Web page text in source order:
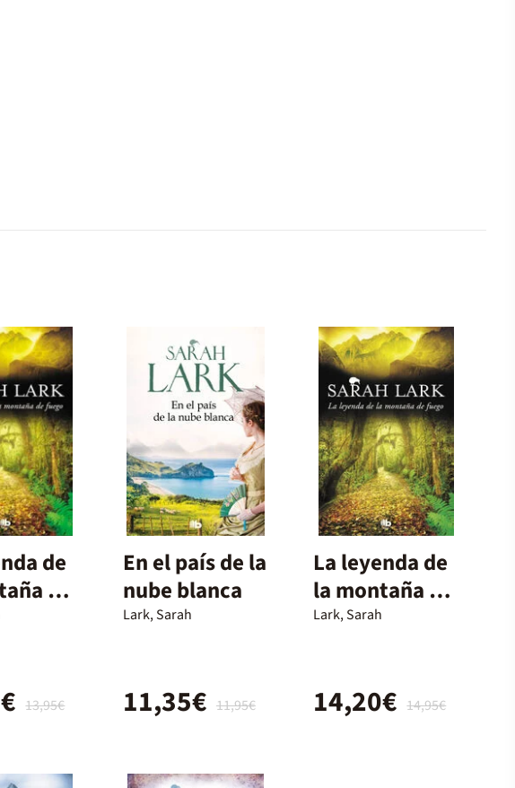
de
de
13,95€
En el país de la
nube blanca
Lark, Sarah
11,95€
11,35€
La leyenda de
la montaña de
fuego
Lark, Sarah
14,95€
14,20€